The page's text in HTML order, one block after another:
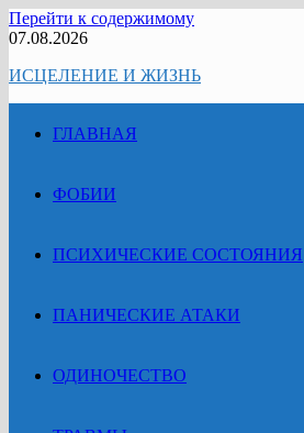
Перейти к содержимому
07.08.2026
ИСЦЕЛЕНИЕ И ЖИЗНЬ
ГЛАВНАЯ
ФОБИИ
ПСИХИЧЕСКИЕ СОСТОЯНИЯ
ПАНИЧЕСКИЕ АТАКИ
ОДИНОЧЕСТВО